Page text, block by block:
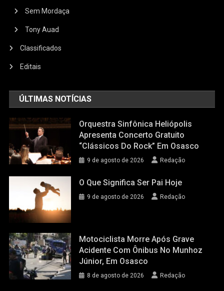
Sem Mordaça
Tony Auad
Classificados
Editais
ÚLTIMAS NOTÍCIAS
Orquestra Sinfônica Heliópolis
Apresenta Concerto Gratuito
“Clássicos Do Rock” Em Osasco
9 de agosto de 2026 Redação
O Que Significa Ser Pai Hoje
9 de agosto de 2026 Redação
Motociclista Morre Após Grave
Acidente Com Ônibus No Munhoz
Júnior, Em Osasco
8 de agosto de 2026 Redação